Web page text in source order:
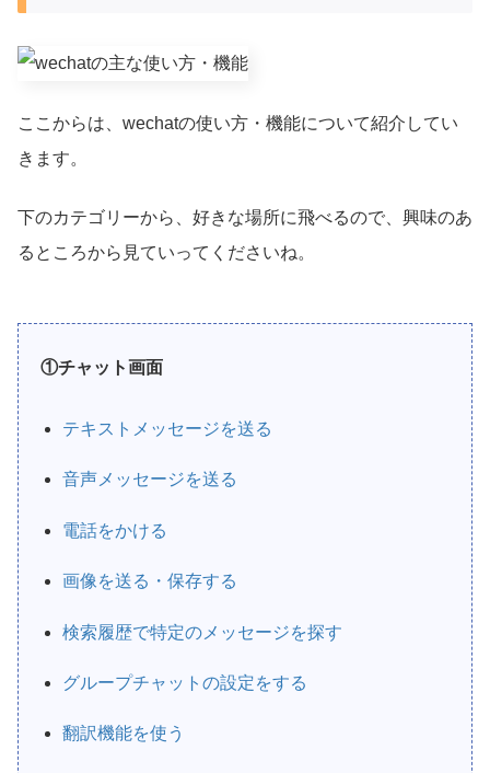
ここからは、wechatの使い方・機能について紹介してい
きます。
下のカテゴリーから、好きな場所に飛べるので、興味のあ
るところから見ていってくださいね。
①チャット画面
テキストメッセージを送る
音声メッセージを送る
電話をかける
画像を送る・保存する
検索履歴で特定のメッセージを探す
グループチャットの設定をする
翻訳機能を使う